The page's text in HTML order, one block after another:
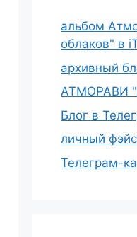
альбом
облаков" в
архивный
АТМОРАВИ
Блог в
личный
Телеграм-